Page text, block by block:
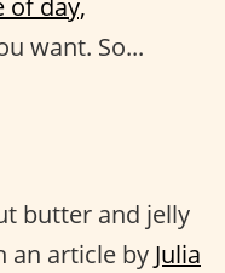
of day,
want. So...
butter and jelly
an article by Julia